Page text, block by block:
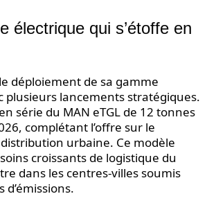
électrique qui s’étoffe en
déploiement de sa gamme
plusieurs lancements stratégiques.
série du MAN eTGL de 12 tonnes
complétant l’offre sur le
urbaine. Ce modèle
croissants de logistique du
dans les centres-villes soumis